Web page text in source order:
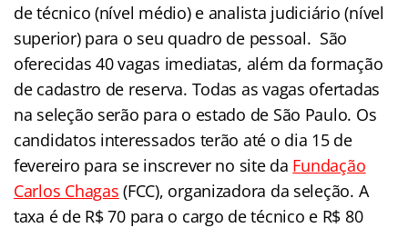
de técnico (nível médio) e analista judiciário (nível
superior) para o seu quadro de pessoal. São
oferecidas 40 vagas imediatas, além da formação
de cadastro de reserva. Todas as vagas ofertadas
na seleção serão para o estado de São Paulo. Os
candidatos interessados terão até o dia 15 de
fevereiro para se inscrever no site da Fundação
Carlos Chagas (FCC), organizadora da seleção. A
taxa é de R$ 70 para o cargo de técnico e R$ 80